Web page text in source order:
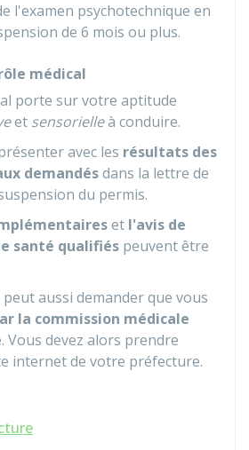
l'examen psychotechnique en
de 6 mois ou plus.
médical
porte sur votre aptitude
et sensorielleà conduire.
avec les résultats des
demandésdans la lettre de
du permis.
et l'avis de
santé qualifiés peuvent être
aussi demander que vous
la commission médicale
. Vous devez alors prendre
internet de votre préfecture.